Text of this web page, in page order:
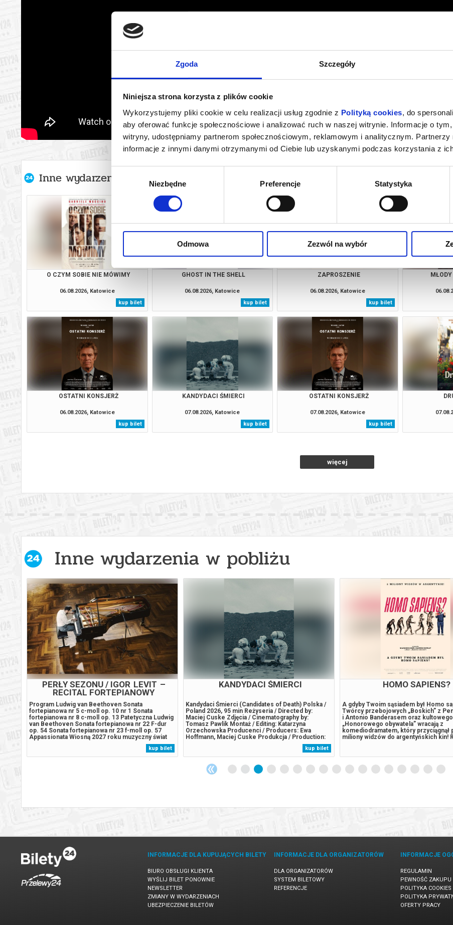
Zgoda Szczegóły
Niniejsza strona korzysta z plików cookie
Wykorzystujemy pliki cookie w celu realizacji usług zgodnie z Polityką cookies, do
aby oferować funkcje społecznościowe i analizować ruch w naszej witrynie. Informacje o
witryny, udostępniamy partnerom społecznościowym, reklamowym i analitycznym. Partnerzy
informacje z innymi danymi otrzymanymi od Ciebie lub uzyskanymi podczas korzystania z ich
Niezbędne Preferencje Statystyka
Odmowa Zezwól na wybór
Inne wydarzenia organizatora
O CZYM SOBIE NIE MÓWIMY
06.08.2026, Katowice
kup bilet
GHOST IN THE SHELL
06.08.2026, Katowice
kup bilet
ZAPROSZENIE
06.08.2026, Katowice
kup bilet
OSTATNI KONSJERŻ
06.08.2026, Katowice
kup bilet
KANDYDACI ŚMIERCI
07.08.2026, Katowice
kup bilet
OSTATNI KONSJERŻ
07.08.2026, Katowice
kup bilet
więcej
Inne wydarzenia w pobliżu
PERŁY SEZONU / IGOR LEVIT –
RECITAL FORTEPIANOWY
Program Ludwig van Beethoven Sonata
fortepianowa nr 5 c-moll op. 10 nr 1 Sonata
fortepianowa nr 8 c-moll op. 13 Patetyczna Ludwig
van Beethoven Sonata fortepianowa nr 22 F-dur
op. 54 Sonata fortepianowa nr 23 f-moll op. 57
Appassionata Wiosną 2027 roku muzyczny świat
wspominać będzie 200. rocznicę śmierci Ludwiga
van Beethovena. W NOSPR jednym z centralnych
momentów celebrowania twórczości
kup bilet
KANDYDACI ŚMIERCI
Kandydaci Śmierci (Candidates of Death) Polska /
Poland 2026, 95 min Reżyseria / Directed by:
Maciej Cuske Zdjęcia / Cinematography by:
Tomasz Pawlik Montaż / Editing: Katarzyna
Orzechowska Producenci / Producers: Ewa
Hoffmann, Maciej Cuske Produkcja / Production:
Fundacja Bydgoska Kronika Filmowa Festiwale i
nagrody / Festivals and Awards: 2026 – MFF
Saloniki / Thessaloniki IFF Trzech chłopaków
kup bilet
HOMO SAPIENS?
A gdyby Twoim sąsiadem był Homo
Twórcy przebojowych „Boskich” z
i Antonio Banderasem oraz kultowego
„Honorowego obywatela” wracają z
komediodramatem, który przyciągnął
miliony widzów do argentyńskich kin!
mundialu, ksiądz z dzielnicy slumsów,
reżyser filmowy, neurotyczny
prezydent elekt. Wszystkie te
innych, łączy...
INFORMACJE DLA KUPUJĄCYCH BILETY
BIURO OBSŁUGI KLIENTA
WYŚLIJ BILET PONOWNIE
NEWSLETTER
ZMIANY W WYDARZENIACH
UBEZPIECZENIE BILETÓW
INFORMACJE DLA ORGANIZATORÓW
DLA ORGANIZATORÓW
SYSTEM BILETOWY
REFERENCJE
INFORMACJE
REGULAMIN
PEWNOŚĆ ZAKUPU
POLITYKA COOKIES
POLITYKA
OFERTY PRACY